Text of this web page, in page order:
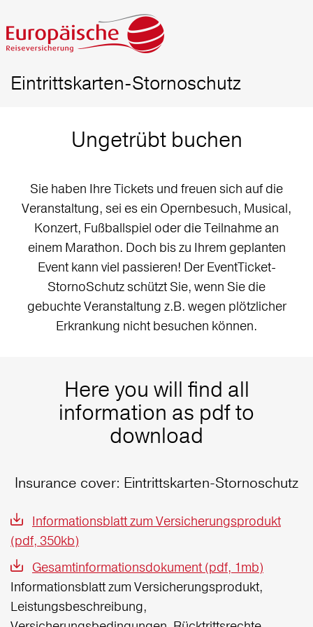
Eintrittskarten-Stornoschutz
Ungetrübt buchen
Sie haben Ihre Tickets und freuen sich auf die
Veranstaltung, sei es ein Opernbesuch, Musical,
Konzert, Fußballspiel oder die Teilnahme an
einem Marathon. Doch bis zu Ihrem geplanten
Event kann viel passieren! Der EventTicket-
StornoSchutz schützt Sie, wenn Sie die
gebuchte Veranstaltung z.B. wegen plötzlicher
Erkrankung nicht besuchen können.
Here you will find all
information as pdf to
download
Insurance cover: Eintrittskarten-Stornoschutz
Informationsblatt zum Versicherungsprodukt
(pdf, 350kb)
Gesamtinformationsdokument (pdf, 1mb)
Informationsblatt zum Versicherungsprodukt,
Leistungsbeschreibung,